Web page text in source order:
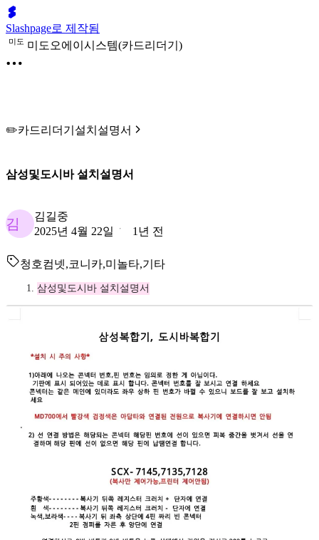
Slashpage로 제작됨
미 도 미도오에이시스템(카드리더기)
✏️카드리더기설치설명서
삼성및도시바 설치설명서
김
김길중
2025년 4월 22일
1년 전
청호컴넷,코니카,미놀타,기타
삼성및도시바 설치설명서